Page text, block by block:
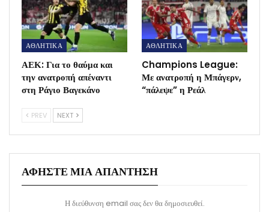
ΑΘΛΗΤΙΚΑ
ΑΕΚ: Για το θαύμα και
την ανατροπή απέναντι
στη Ράγιο Βαγεκάνο
ΑΘΛΗΤΙΚΑ
Champions League:
Με ανατροπή η Μπάγερν,
“πάλεψε” η Ρεάλ
PREV NEXT
ΑΦΉΣΤΕ ΜΙΑ ΑΠΆΝΤΗΣΗ
Η διεύθυνση email σας δεν θα δημοσιευθεί.